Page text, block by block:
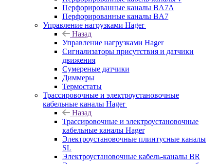
Перфорированные каналы BA7A
Перфорированные каналы BA7
Управление нагрузками Hager
Назад
Управление нагрузками Hager
Сигнализаторы присутствия и датчики
движения
Сумереные датчики
Диммеры
Термостаты
Трассировочные и электроустановочные
кабельные каналы Hager
Назад
Трассировочные и электроустановочные
кабельные каналы Hager
Электроустановочные плинтусные каналы
SL
Электроустановочные кабель-каналы BR